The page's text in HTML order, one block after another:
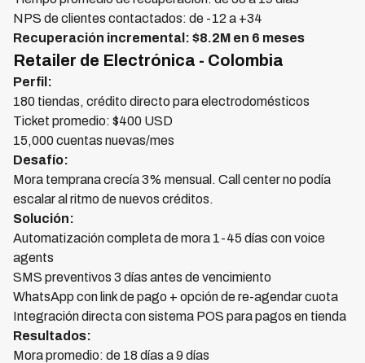
NPS de clientes contactados: de -12 a +34
Recuperación incremental: $8.2M en 6 meses
Retailer de Electrónica - Colombia
Perfil:
180 tiendas, crédito directo para electrodomésticos
Ticket promedio: $400 USD
15,000 cuentas nuevas/mes
Desafío:
Mora temprana crecía 3% mensual. Call center no podía
escalar al ritmo de nuevos créditos.
Solución:
Automatización completa de mora 1-45 días con voice
agents
SMS preventivos 3 días antes de vencimiento
WhatsApp con link de pago + opción de re-agendar cuota
Integración directa con sistema POS para pagos en tienda
Resultados:
Mora promedio: de 18 días a 9 días